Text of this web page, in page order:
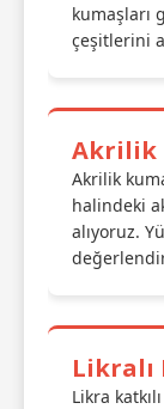
kumaşları
çeşitlerini
Akrilik
Akrilik
halindeki
alıyoruz.
Likralı
Likra